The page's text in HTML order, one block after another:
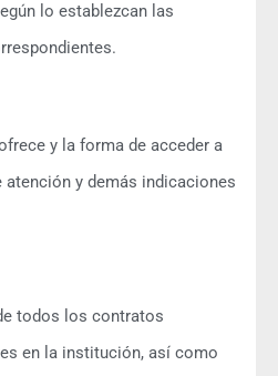
lo establezcan las
y la forma de acceder a
atención y demás indicaciones
todos los contratos
en la institución, así como